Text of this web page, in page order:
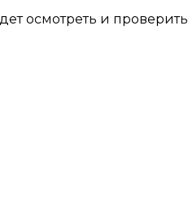
осмотреть и проверить